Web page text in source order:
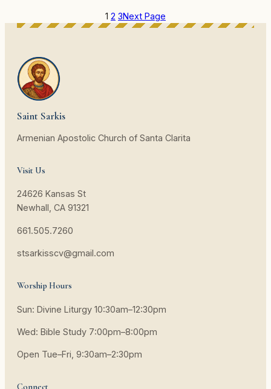
1 2 3Next Page
Saint Sarkis
Armenian Apostolic Church of Santa Clarita
Visit Us
24626 Kansas St
Newhall, CA 91321
661.505.7260
stsarkisscv@gmail.com
Worship Hours
Sun: Divine Liturgy 10:30am–12:30pm
Wed: Bible Study 7:00pm–8:00pm
Open Tue–Fri, 9:30am–2:30pm